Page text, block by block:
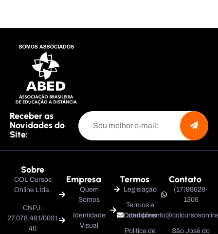
Receber as
Novidades do
Site:
Sobre
COL Cursos
Online Ltda.
CNPJ:
27.078.491/0001-
40
Empresa
Quem
Somos
Identidade
Visual
Termos
Legislação
Termos e
Condições
Politica de
Contato
(17)99628-
1306
São José do